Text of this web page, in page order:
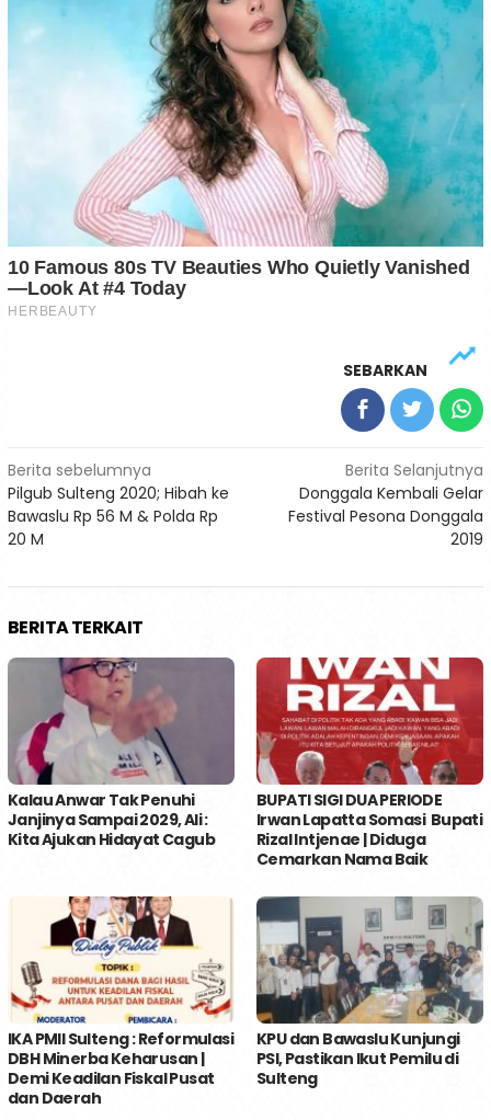
SEBARKAN
Navigasi
pos
Berita sebelumnya
Pilgub Sulteng 2020; Hibah ke
Bawaslu Rp 56 M & Polda Rp
20 M
Berita Selanjutnya
Donggala Kembali Gelar
Festival Pesona Donggala
2019
BERITA TERKAIT
Kalau Anwar Tak Penuhi
Janjinya Sampai 2029, Ali :
Kita Ajukan Hidayat Cagub
BUPATI SIGI DUA PERIODE
Irwan Lapatta Somasi Bupati
Rizal Intjenae | Diduga
Cemarkan Nama Baik
IKA PMII Sulteng : Reformulasi
DBH Minerba Keharusan |
Demi Keadilan Fiskal Pusat
dan Daerah
KPU dan Bawaslu Kunjungi
PSI, Pastikan Ikut Pemilu di
Sulteng